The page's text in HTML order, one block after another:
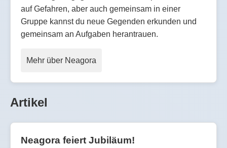
auf Gefahren, aber auch gemeinsam in einer
Gruppe kannst du neue Gegenden erkunden und
gemeinsam an Aufgaben herantrauen.
Mehr über Neagora
Artikel
Neagora feiert Jubiläum!